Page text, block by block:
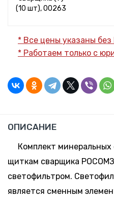
(10 шт), 00263
* Все цены указаны
* Работаем только с
ОПИСАНИЕ
Комплект
щиткам сварщика
светофильтром.
является сменным